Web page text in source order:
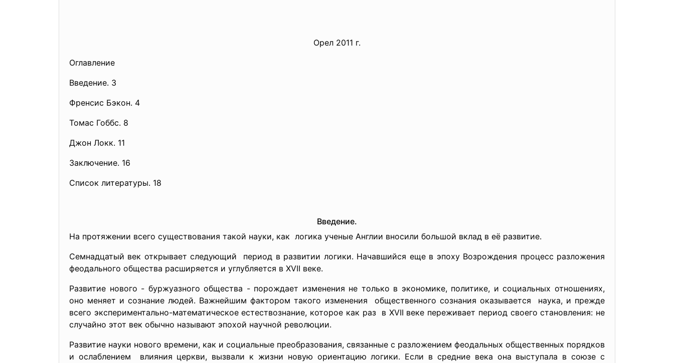
Орел 2011 г.
Оглавление
Введение. 3
Френсис Бэкон. 4
Томас Гоббс. 8
Джон Локк. 11
Заключение. 16
Список литературы. 18
Введение.
На протяжении всего существования такой науки, как логика ученые Англии вносили большой вклад в её развитие.
Семнадцатый век открывает следующий период в развитии логики. Начавшийся еще в эпоху Возрождения процесс разложения
феодального общества расширяется и углубляется в XVII веке.
Развитие нового - буржуазного общества - порождает изменения не только в экономике, политике, и социальных отношениях,
оно меняет и сознание людей. Важнейшим фактором такого изменения общественного сознания оказывается наука, и прежде
всего экспериментально-математическое естествознание, которое как раз в XVII веке переживает период своего становления: не
случайно этот век обычно называют эпохой научной революции.
Развитие науки нового времени, как и социальные преобразования, связанные с разложением феодальных общественных порядков
и ослаблением влияния церкви, вызвали к жизни новую ориентацию логики. Если в средние века она выступала в союзе с